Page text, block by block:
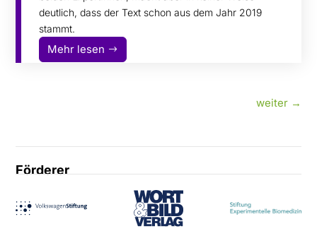
deutlich, dass der Text schon aus dem Jahr 2019
stammt.
Mehr lesen
weiter→
Förderer